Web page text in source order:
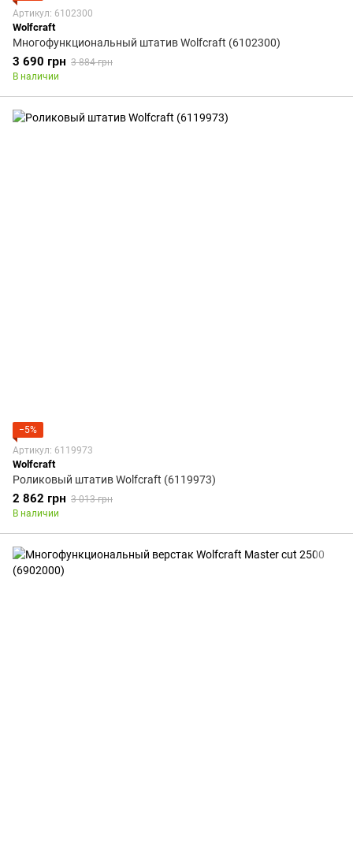
Артикул: 6102300
Wolfcraft
Многофункциональный штатив Wolfcraft (6102300)
3 690 грн 3 884 грн
В наличии
−5%
Артикул: 6119973
Wolfcraft
Роликовый штатив Wolfcraft (6119973)
2 862 грн 3 013 грн
В наличии